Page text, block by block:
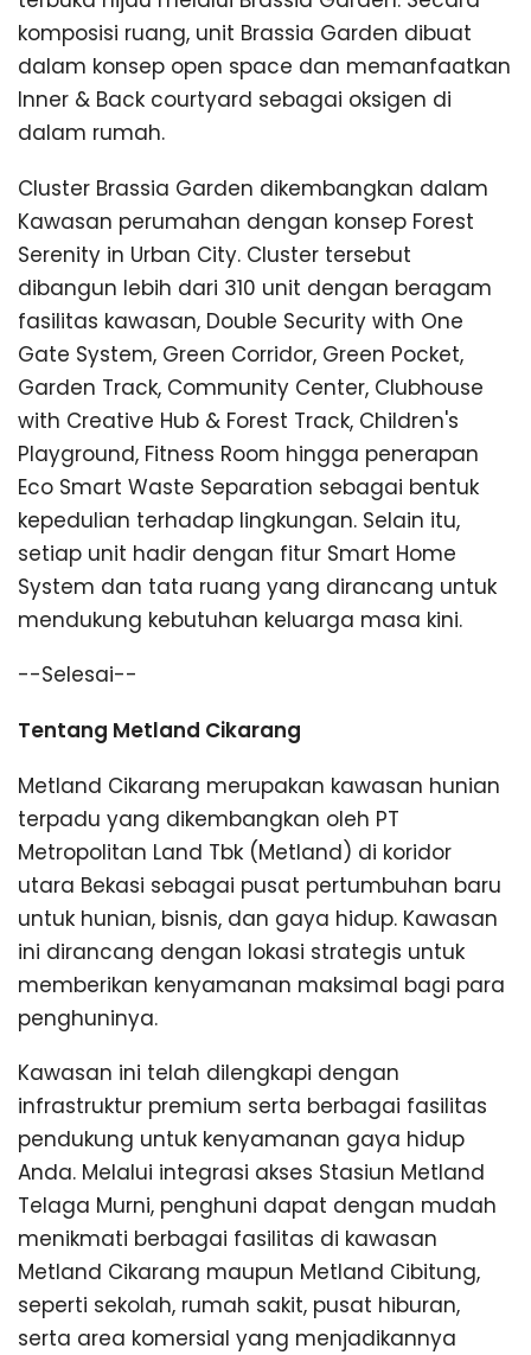
komposisi ruang, unit Brassia Garden dibuat
dalam konsep open space dan memanfaatkan
Inner & Back courtyard sebagai oksigen di
dalam rumah.
Cluster Brassia Garden dikembangkan dalam
Kawasan perumahan dengan konsep Forest
Serenity in Urban City. Cluster tersebut
dibangun lebih dari 310 unit dengan beragam
fasilitas kawasan, Double Security with One
Gate System, Green Corridor, Green Pocket,
Garden Track, Community Center, Clubhouse
with Creative Hub & Forest Track, Children's
Playground, Fitness Room hingga penerapan
Eco Smart Waste Separation sebagai bentuk
kepedulian terhadap lingkungan. Selain itu,
setiap unit hadir dengan fitur Smart Home
System dan tata ruang yang dirancang untuk
mendukung kebutuhan keluarga masa kini.
--Selesai--
Tentang Metland Cikarang
Metland Cikarang merupakan kawasan hunian
terpadu yang dikembangkan oleh PT
Metropolitan Land Tbk (Metland) di koridor
utara Bekasi sebagai pusat pertumbuhan baru
untuk hunian, bisnis, dan gaya hidup. Kawasan
ini dirancang dengan lokasi strategis untuk
memberikan kenyamanan maksimal bagi para
penghuninya.
Kawasan ini telah dilengkapi dengan
infrastruktur premium serta berbagai fasilitas
pendukung untuk kenyamanan gaya hidup
Anda. Melalui integrasi akses Stasiun Metland
Telaga Murni, penghuni dapat dengan mudah
menikmati berbagai fasilitas di kawasan
Metland Cikarang maupun Metland Cibitung,
seperti sekolah, rumah sakit, pusat hiburan,
serta area komersial yang menjadikannya